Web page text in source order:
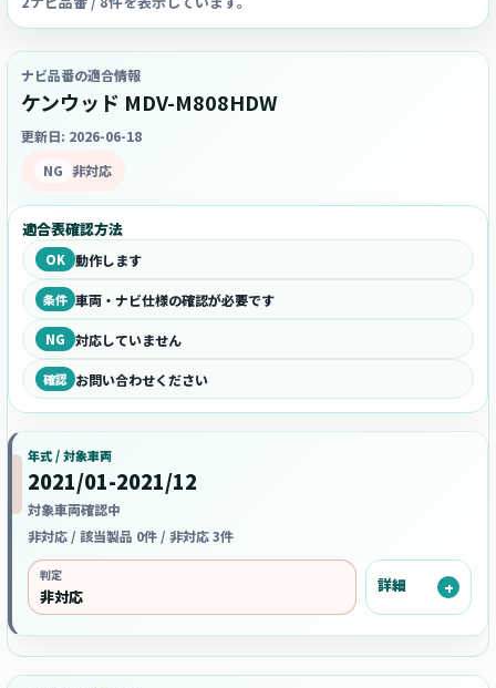
ナビ品番の適合情報
ケンウッド MDV-M808HDW
更新日: 2026-06-18
NG 非対応
適合表確認方法
OK 動作します
条件 車両・ナビ仕様の確認が必要です
NG 対応していません
確認 お問い合わせください
年式 / 対象車両
2021/01-2021/12
対象車両確認中
非対応 / 該当製品 0件 / 非対応 3件
判定
非対応
詳細